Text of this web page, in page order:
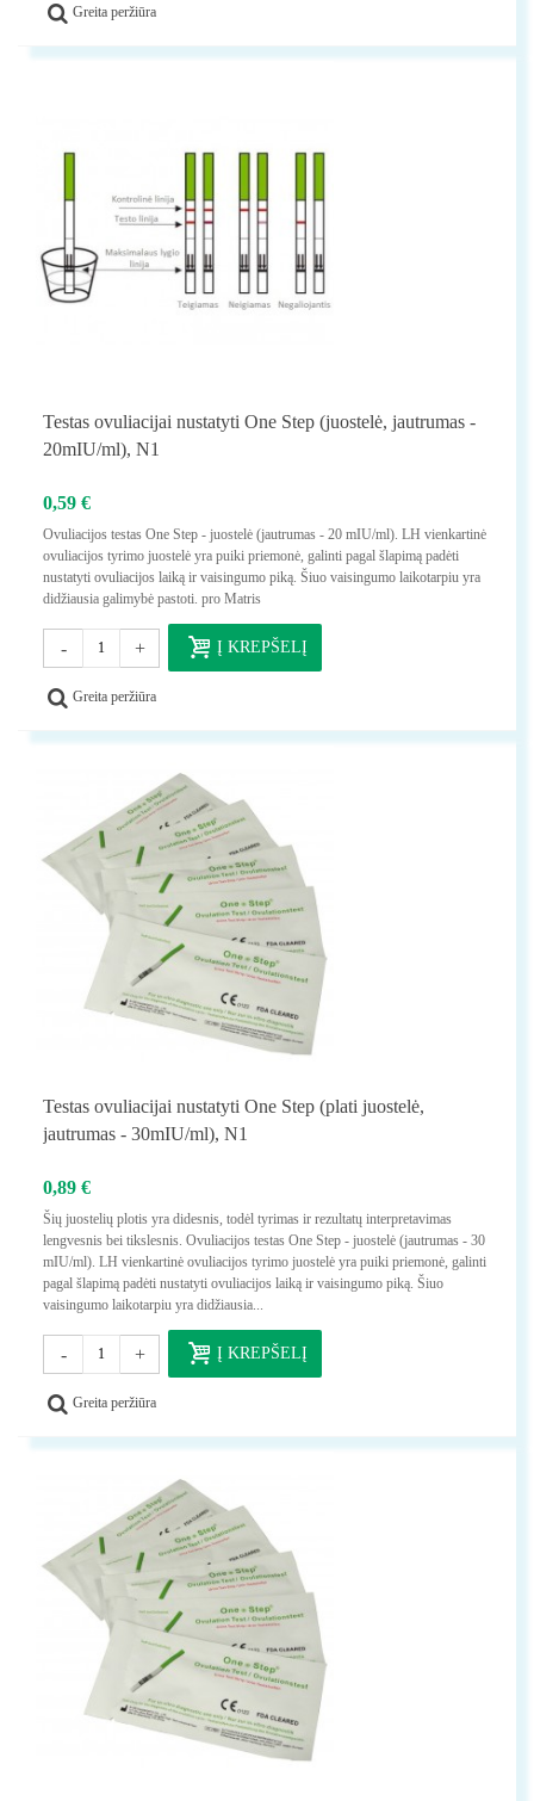
Greita peržiūra
Testas ovuliacijai nustatyti One Step (juostelė, jautrumas -
20mIU/ml), N1
0,59 €
Ovuliacijos testas One Step - juostelė (jautrumas - 20 mIU/ml). LH vienkartinė
ovuliacijos tyrimo juostelė yra puiki priemonė, galinti pagal šlapimą padėti
nustatyti ovuliacijos laiką ir vaisingumo piką. Šiuo vaisingumo laikotarpiu yra
didžiausia galimybė pastoti. pro Matris
- + Į KREPŠELĮ
Greita peržiūra
Testas ovuliacijai nustatyti One Step (plati juostelė,
jautrumas - 30mIU/ml), N1
0,89 €
Šių juostelių plotis yra didesnis, todėl tyrimas ir rezultatų interpretavimas
lengvesnis bei tikslesnis. Ovuliacijos testas One Step - juostelė (jautrumas - 30
mIU/ml). LH vienkartinė ovuliacijos tyrimo juostelė yra puiki priemonė, galinti
pagal šlapimą padėti nustatyti ovuliacijos laiką ir vaisingumo piką. Šiuo
vaisingumo laikotarpiu yra didžiausia...
- + Į KREPŠELĮ
Greita peržiūra